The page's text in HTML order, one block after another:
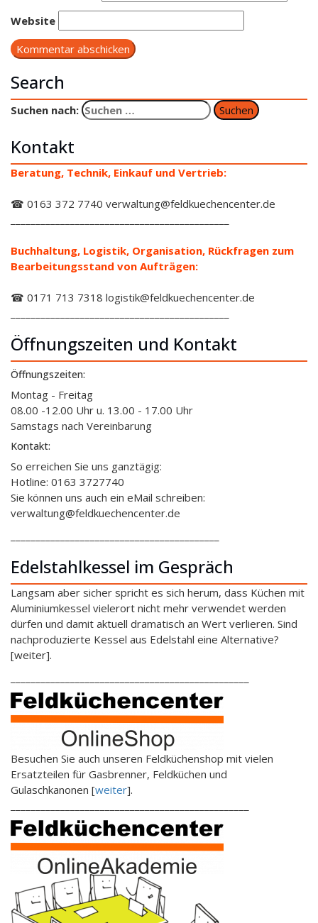
Website
Search
Suchen nach:
Kontakt
Beratung, Technik, Einkauf und Vertrieb:
☎ 0163 372 7740 verwaltung@feldkuechencenter.de
Buchhaltung, Logistik, Organisation, Rückfragen zum
Bearbeitungsstand von Aufträgen:
☎ 0171 713 7318 logistik@feldkuechencenter.de
Öffnungszeiten und Kontakt
Öffnungszeiten:
Montag - Freitag
08.00 -12.00 Uhr u. 13.00 - 17.00 Uhr
Samstags nach Vereinbarung
Kontakt:
So erreichen Sie uns ganztägig:
Hotline: 0163 3727740
Sie können uns auch ein eMail schreiben:
verwaltung@feldkuechencenter.de
Edelstahlkessel im Gespräch
Langsam aber sicher spricht es sich herum, dass Küchen mit
Aluminiumkessel vielerort nicht mehr verwendet werden
dürfen und damit aktuell dramatisch an Wert verlieren. Sind
nachproduzierte Kessel aus Edelstahl eine Alternative?
[weiter].
Besuchen Sie auch unseren Feldküchenshop mit vielen
Ersatzteilen für Gasbrenner, Feldküchen und
Gulaschkanonen [weiter].